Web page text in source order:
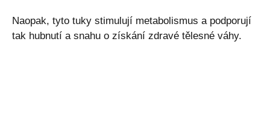
Naopak, tyto tuky stimulují metabolismus a podporují
tak hubnutí a snahu o získání zdravé tělesné váhy.